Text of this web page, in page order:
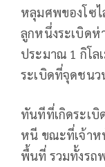
หลุมศพของโซ
ลูกหนึ่งระเบิดห่
ประมาณ 1 กิโล
ระเบิดที่จุดชนว
ทันทีที่เกิดระเ
หนี ขณะที่เจ้าห
พื้นที่ รวมทั้งรถ